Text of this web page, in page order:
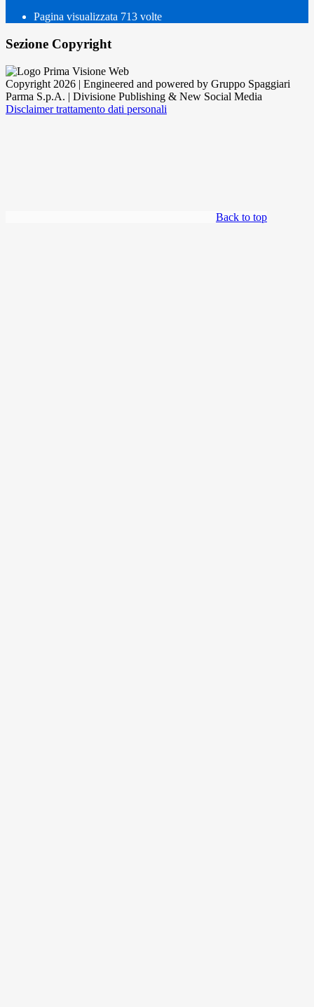
Pagina visualizzata 713 volte
Sezione Copyright
Copyright 2026 | Engineered and powered by Gruppo Spaggiari
Parma S.p.A. | Divisione Publishing & New Social Media
Disclaimer trattamento dati personali
Back to top